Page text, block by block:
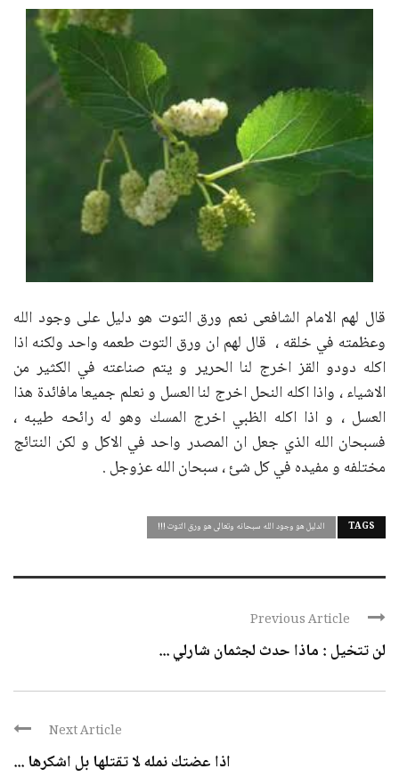
قال لهم الامام الشافعى نعم ورق التوت هو دليل على وجود الله
وعظمته في خلقه ، قال لهم ان ورق التوت طعمه واحد ولكنه اذا
اكله دودو القز اخرج لنا الحرير و يتم صناعته في الكثير من
الاشياء ، واذا اكله النحل اخرج لنا العسل و نعلم جميعا مافائدة هذا
العسل ، و اذا اكله الظبي اخرج المسك وهو له رائحه طيبه ،
فسبحان الله الذي جعل ان المصدر واحد في الاكل و لكن النتائج
مختلفه و مفيده في كل شئ ، سبحان الله عزوجل .
TAGS الدليل هو وجود الله سبحانه وتعالى هو ورق التوت !!!
Previous Article
لن تتخيل : ماذا حدث لجثمان شارلي ...
Next Article
اذا عضتك نمله لا تقتلها بل اشكرها ...